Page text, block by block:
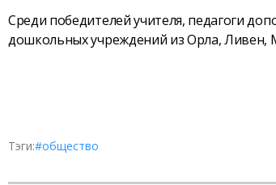
Среди победителей учителя, педагоги
дошкольных учреждений из Орла, Ливен,
Тэги:#общество